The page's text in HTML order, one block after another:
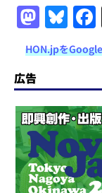
M
a
st
o
d
o
n
Bl
u
e
s
k
y
HON.jpを
広告